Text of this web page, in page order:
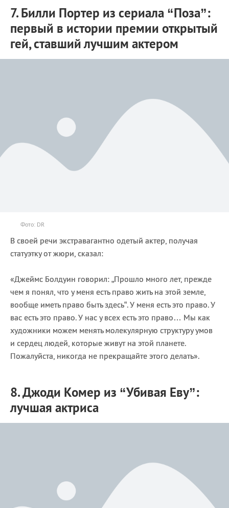
7. Билли Портер из сериала “Поза”:
первый в истории премии открытый
гей, ставший лучшим актером
Фото: DR
В своей речи экстравагантно одетый актер, получая
статуэтку от жюри, сказал:
«Джеймс Болдуин говорил: „Прошло много лет, прежде
чем я понял, что у меня есть право жить на этой земле,
вообще иметь право быть здесь“. У меня есть это право. У
вас есть это право. У нас у всех есть это право… Мы как
художники можем менять молекулярную структуру умов
и сердец людей, которые живут на этой планете.
Пожалуйста, никогда не прекращайте этого делать».
8. Джоди Комер из “Убивая Еву”:
лучшая актриса